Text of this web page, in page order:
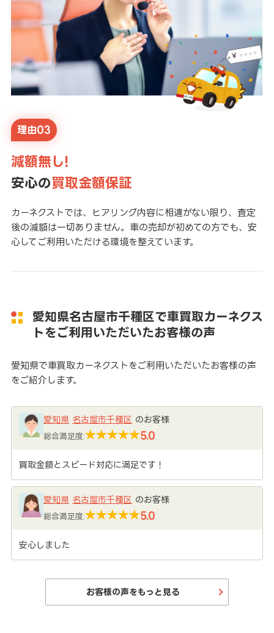
理由03
減額無し!
安心の買取金額保証
カーネクストでは、ヒアリング内容に相違がない限り、査定
後の減額は一切ありません。車の売却が初めての方でも、安
心してご利用いただける環境を整えています。
愛知県名古屋市千種区で車買取カーネクス
トをご利用いただいたお客様の声
愛知県で車買取カーネクストをご利用いただいたお客様の声
をご紹介します。
愛知県 名古屋市千種区 のお客様
総合満足度: 5.0
買取金額とスピード対応に満足です！
愛知県 名古屋市千種区 のお客様
総合満足度: 5.0
安心しました
お客様の声をもっと見る